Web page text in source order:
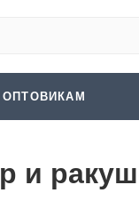
ОПТОВИКАМ
и